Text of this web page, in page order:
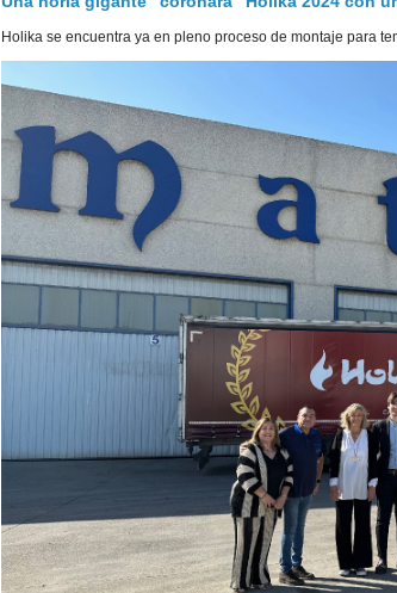
Holika se encuentra ya en pleno proceso de montaje para